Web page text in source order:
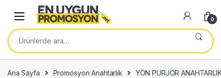
navigation
content
0
Ara:
Ana Sayfa Promosyon Anahtarlık YÖN PURJÖR